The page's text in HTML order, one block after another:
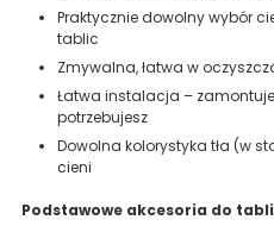
Praktycznie dowolny wybór
tablic
Zmywalna, łatwa w
Łatwa instalacja –
potrzebujesz
Dowolna kolorystyka tła (w
cieni
Podstawowe akcesoria do